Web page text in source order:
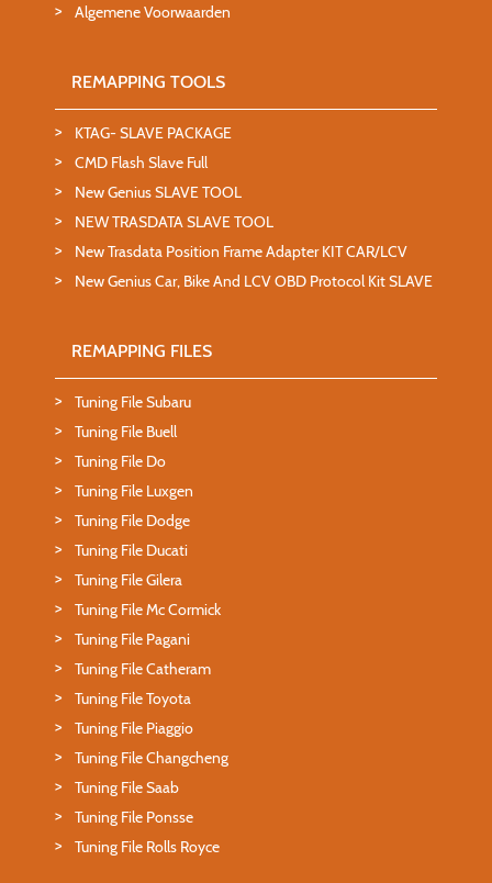
Algemene Voorwaarden
REMAPPING TOOLS
KTAG- SLAVE PACKAGE
CMD Flash Slave Full
New Genius SLAVE TOOL
NEW TRASDATA SLAVE TOOL
New Trasdata Position Frame Adapter KIT CAR/LCV
New Genius Car, Bike And LCV OBD Protocol Kit SLAVE
REMAPPING FILES
Tuning File Subaru
Tuning File Buell
Tuning File Do
Tuning File Luxgen
Tuning File Dodge
Tuning File Ducati
Tuning File Gilera
Tuning File Mc Cormick
Tuning File Pagani
Tuning File Catheram
Tuning File Toyota
Tuning File Piaggio
Tuning File Changcheng
Tuning File Saab
Tuning File Ponsse
Tuning File Rolls Royce